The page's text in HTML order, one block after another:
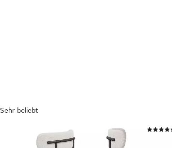
Sehr beliebt
Esszimmerstuhl Runder Polsterstuhl mit Metallgestell,